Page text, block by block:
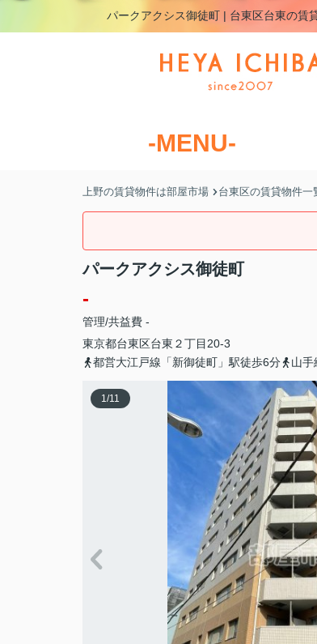
パークアクシス御徒町 | 台東区台東の賃
-MENU-
上野の賃貸物件は部屋市場 台東区の賃貸物件一
パークアクシス御徒町
-
管理/共益費 -
東京都台東区台東 ２丁目20-3
都営大江戸線「新御徒町」駅徒歩6分
山手
1/11